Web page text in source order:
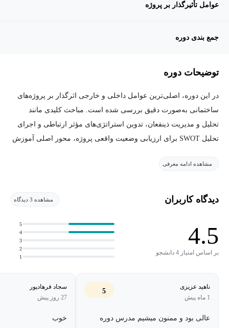
عوامل تأثیرگذار بر پروژه
جمع بندی دوره
توضیحات دوره
در این دوره، اصلی‌ترین عوامل داخلی و خارجی اثرگذار بر پروژه‌های
ساختمانی به‌صورت دقیق بررسی شده است. مباحث کلیدی مانند
تحلیل و مدیریت ذینفعان، تدوین استراتژی‌های مؤثر ارتباطی و اجرای
تحلیل SWOT برای ارزیابی وضعیت واقعی پروژه، محور اصلی آموزش
توانایی ارزیابی و تحلیل حرفه‌ای پروژه قبل از شروع
درک عمیق از نقش و قدرت ذینفعان و نحوه مدیریت آن‌ها
مهارت تصمیم‌سازی بر پایه تحلیل، نه حدس و تجربه
توان طراحی یک مسیر مدیریتی روشن و قابل اجرا برای هر پروژه
این دوره به شما کمک می‌کند پروژه‌های ساختمانی را با نگاه مدیریتی،
استراتژیک و قابل پیش‌بینی هدایت کنید
مشاهده ادامه معرفی
دیدگاه کاربران مشاهده 3 دیدگاه
4.5
بر اساس امتیاز 4 دانشجو
1
2
3
4
5
ناهید عزیزی
1 ماه پیش
5
عالی بود و ممنون میشیم مدرس دوره
سجاد فرهادپور
27 روز پیش
خوب